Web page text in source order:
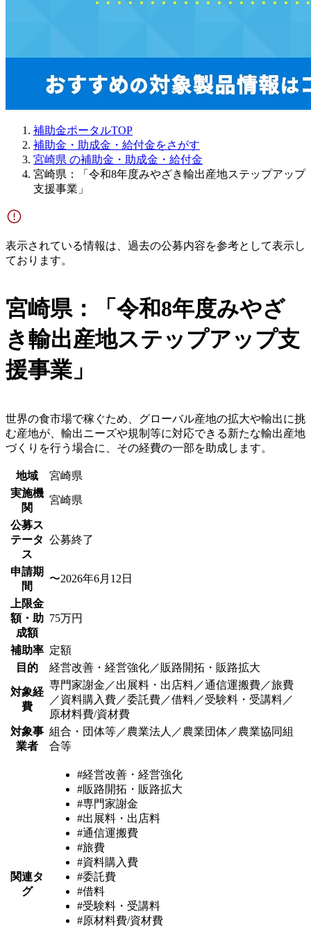
補助金ポータルTOP
補助金・助成金・給付金をさがす
宮崎県 の補助金・助成金・給付金
宮崎県：「令和8年度みやざき輸出産地ステップアップ
支援事業」
表示されている情報は、過去の公募内容を参考として表示し
ております。
宮崎県：「令和8年度みやざ
き輸出産地ステップアップ支
援事業」
世界の食市場で稼ぐため、グローバル産地の拡大や輸出に挑
む産地が、輸出ニーズや規制等に対応できる新たな輸出産地
づくりを行う場合に、その経費の一部を助成します。
地域
宮崎県
実施機
関
宮崎県
公募ス
テータ
ス
公募終了
申請期
間
〜2026年6月12日
上限金
額・助
成額
75万円
補助率 定額
目的
経営改善・経営強化／販路開拓・販路拡大
対象経
費
専門家謝金／出展料・出店料／通信運搬費／旅費
／資料購入費／委託費／借料／受験料・受講料／
原材料費/資材費
対象事
業者
組合・団体等／農業法人／農業団体／農業協同組
合等
関連タ
グ
#経営改善・経営強化
#販路開拓・販路拡大
#専門家謝金
#出展料・出店料
#通信運搬費
#旅費
#資料購入費
#委託費
#借料
#受験料・受講料
#原材料費/資材費